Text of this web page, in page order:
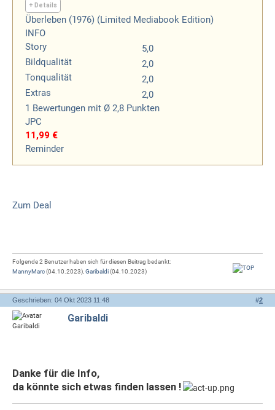
+ Details
Überleben (1976) (Limited Mediabook Edition)
INFO
Story
5,0
Bildqualität
2,0
Tonqualität
2,0
Extras
2,0
1 Bewertungen mit Ø 2,8 Punkten
JPC
11,99 €
Reminder
Zum Deal
Folgende 2 Benutzer haben sich für diesen Beitrag bedankt:
MannyMarc(04.10.2023),Garibaldi(04.10.2023)
#2
Geschrieben: 04 Okt 2023 11:48
Garibaldi
Danke für die Info,
da könnte sich etwas finden lassen !